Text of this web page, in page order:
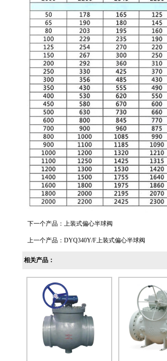
下一个产品： 上装式偏心半球阀
上一个产品： DYQ340Y/F上装式偏心半球阀
相关产品：